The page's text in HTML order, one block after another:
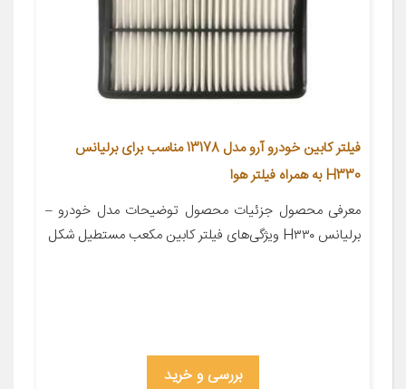
فیلتر کابین خودرو آرو مدل 13178 مناسب برای برلیانس
H330 به همراه فیلتر هوا
معرفی محصول جزئیات محصول توضیحات مدل خودرو –
برلیانس H۳۳۰ ویژگی‌های فیلتر کابین مکعب مستطیل شکل
بررسی و خرید